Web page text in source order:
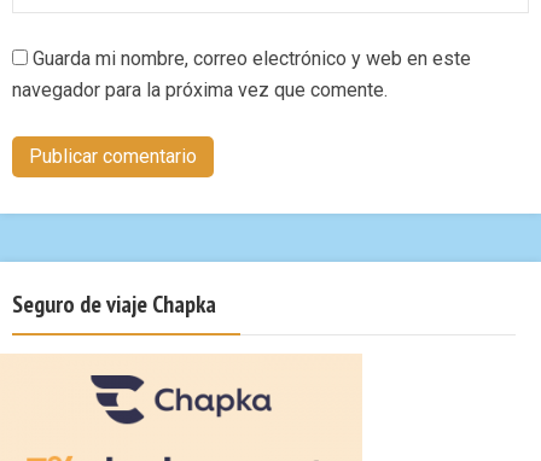
Guarda mi nombre, correo electrónico y web en este
navegador para la próxima vez que comente.
Seguro de viaje Chapka